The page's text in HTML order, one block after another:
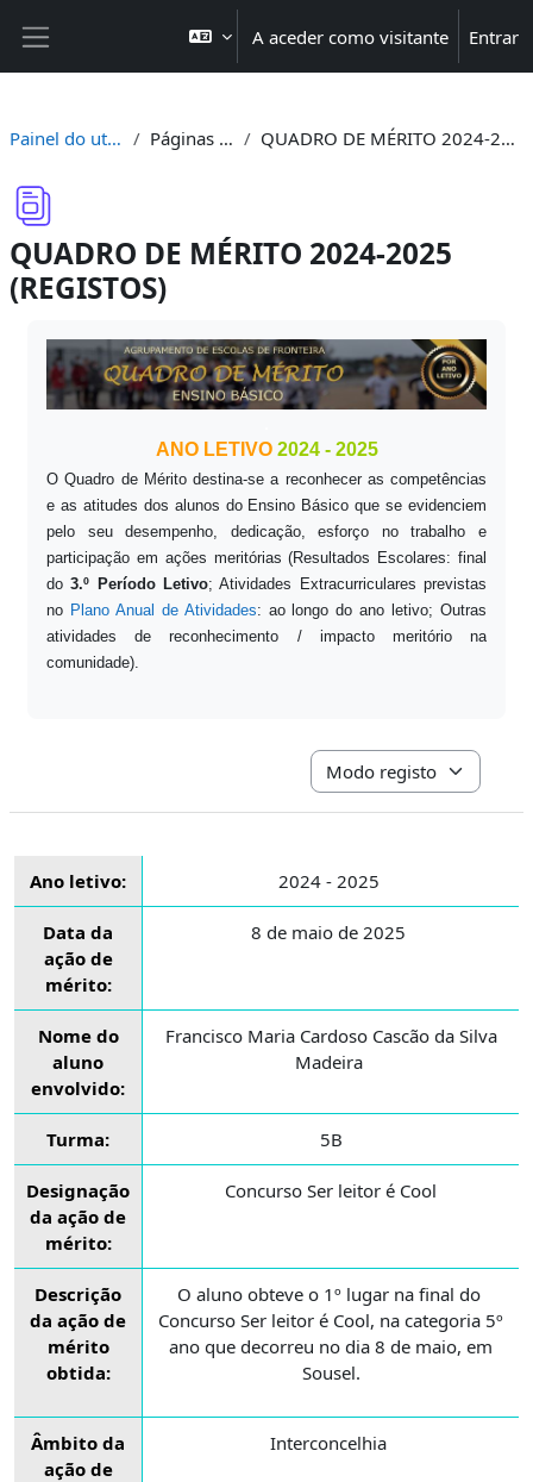
A aceder como visitante Entrar
Painel do utilizador Páginas do site QUADRO DE MÉRITO 2024-2025 (REGISTOS)
QUADRO DE MÉRITO 2024-2025
(REGISTOS)
ANO LETIVO 2024 - 2025
O Quadro de Mérito destina-se a reconhecer as competências
e as atitudes dos alunos do Ensino Básico que se evidenciem
pelo seu desempenho, dedicação, esforço no trabalho e
participação em ações meritórias (Resultados Escolares: final
do3.º Período Letivo; Atividades Extracurriculares previstas
no Plano Anual de Atividades: ao longo do ano letivo; Outras
atividades de reconhecimento / impacto meritório na
comunidade).
Navegação terciária do
Ano letivo: 2024 - 2025
Data da
ação de
mérito:
8 de maio de 2025
Nome do
aluno
envolvido:
Francisco Maria Cardoso Cascão da Silva
Madeira
Turma: 5B
Designação
da ação de
mérito:
Concurso Ser leitor é Cool
Descrição
da ação de
mérito
obtida:
O aluno obteve o 1º lugar na final do
Concurso Ser leitor é Cool, na categoria 5º
ano que decorreu no dia 8 de maio, em
Sousel.
Âmbito da
ação de
Interconcelhia